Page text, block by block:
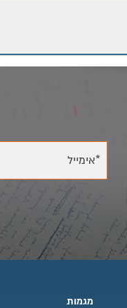
*אימייל
מגמות